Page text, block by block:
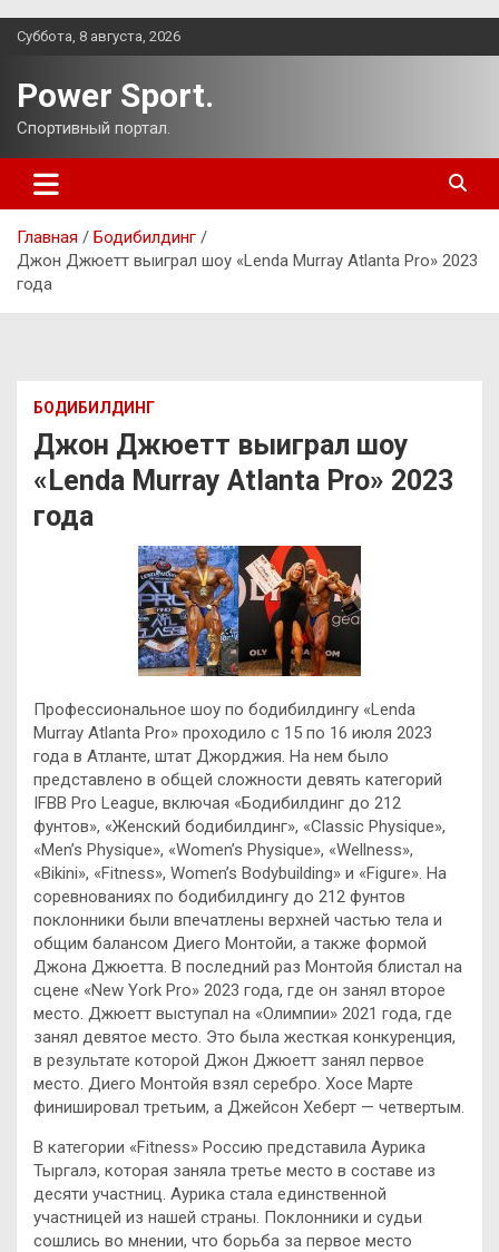
Перейти
Суббота, 8 августа, 2026
Power Sport.
Спортивный портал.
Главная
Бодибилдинг
Джон Джюетт выиграл шоу «Lenda Murray Atlanta Pro» 2023
года
БОДИБИЛДИНГ
Джон Джюетт выиграл шоу
«Lenda Murray Atlanta Pro» 2023
года
Профессиональное шоу по бодибилдингу «Lenda
Murray Atlanta Pro» проходило с 15 по 16 июля 2023
года в Атланте, штат Джорджия. На нем было
представлено в общей сложности девять категорий
IFBB Pro League, включая «Бодибилдинг до 212
фунтов», «Женский бодибилдинг», «Classic Physique»,
«Men’s Physique», «Women’s Physique», «Wellness»,
«Bikini», «Fitness», Women’s Bodybuilding» и «Figure». На
соревнованиях по бодибилдингу до 212 фунтов
поклонники были впечатлены верхней частью тела и
общим балансом Диего Монтойи, а также формой
Джона Джюетта. В последний раз Монтойя блистал на
сцене «New York Pro» 2023 года, где он занял второе
место. Джюетт выступал на «Олимпии» 2021 года, где
занял девятое место. Это была жесткая конкуренция,
в результате которой Джон Джюетт занял первое
место. Диего Монтойя взял серебро. Хосе Марте
финишировал третьим, а Джейсон Хеберт — четвертым.
В категории «Fitness» Россию представила Аурика
Тыргалэ, которая заняла третье место в составе из
десяти участниц. Аурика стала единственной
участницей из нашей страны. Поклонники и судьи
сошлись во мнении, что борьба за первое место